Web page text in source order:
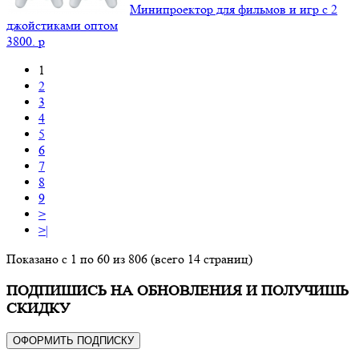
Минипроектор для фильмов и игр с 2
джойстиками оптом
3800. p
1
2
3
4
5
6
7
8
9
>
>|
Показано с 1 по 60 из 806 (всего 14 страниц)
ПОДПИШИСЬ НА ОБНОВЛЕНИЯ И ПОЛУЧИШЬ
СКИДКУ
ОФОРМИТЬ ПОДПИСКУ